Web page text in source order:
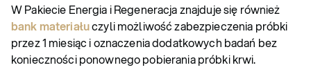
W Pakiecie Energia i Regeneracja znajduje się również
bank materiałuczyli możliwość zabezpieczenia próbki
przez 1 miesiąc i oznaczenia dodatkowych badań bez
konieczności ponownego pobierania próbki krwi.